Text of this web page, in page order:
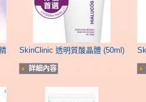
SkinClinic 透明質酸晶體 (50ml)
詳細內容